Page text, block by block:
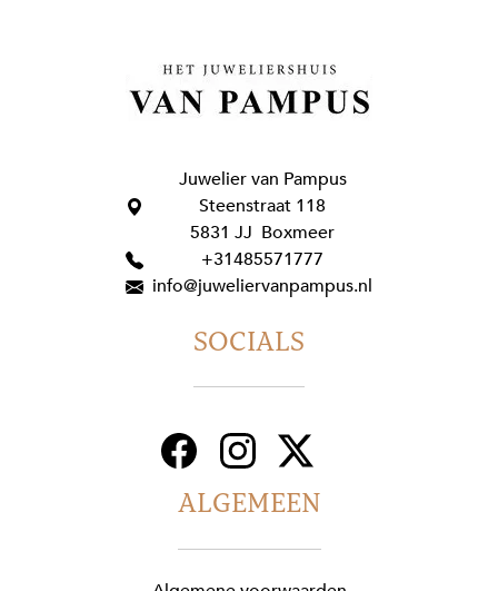
Juwelier van Pampus
Steenstraat 118
5831 JJ Boxmeer
+31485571777
info@juweliervanpampus.nl
ALGEMEEN
SOCIALS